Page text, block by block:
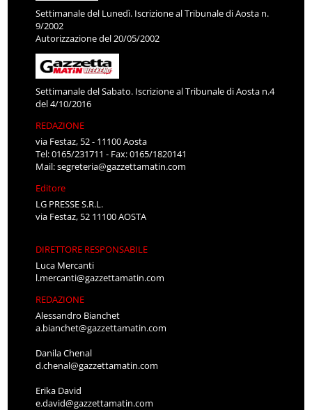
Settimanale del Lunedì. Iscrizione al Tribunale di Aosta n.
9/2002
Autorizzazione del 20/05/2002
Settimanale del Sabato. Iscrizione al Tribunale di Aosta n.4
del 4/10/2016
REDAZIONE
via Festaz, 52 - 11100 Aosta
Tel: 0165/231711 - Fax: 0165/1820141
Mail:segreteria@gazzettamatin.com
Editore
LG PRESSE S.R.L.
via Festaz, 52 11100 AOSTA
DIRETTORE RESPONSABILE
Luca Mercanti
l.mercanti@gazzettamatin.com
REDAZIONE
Alessandro Bianchet
a.bianchet@gazzettamatin.com
Danila Chenal
d.chenal@gazzettamatin.com
Erika David
e.david@gazzettamatin.com